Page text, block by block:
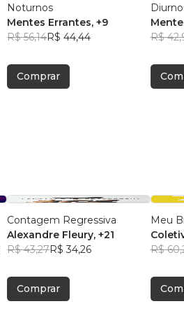
Noturnos
Mentes Errantes, +9
R$ 56,14R$ 44,44
Comprar
R$
Contagem Regressiva
Alexandre Fleury, +21
R$ 43,27R$ 34,26
Comprar
Meu
R$